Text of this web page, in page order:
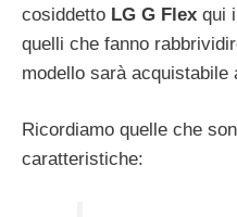
cosiddetto LG G Flex qui
quelli che fanno
modello sarà acquistabile
Ricordiamo quelle che
caratteristiche: